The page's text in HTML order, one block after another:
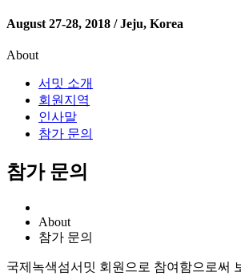
August 27-28, 2018 / Jeju, Korea
About
서밋 소개
회원지역
인사말
참가 문의
참가 문의
About
참가 문의
국제녹색섬서밋 회원으로 참여함으로써